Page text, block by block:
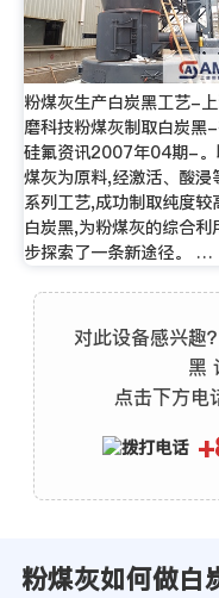
粉煤灰生产白炭黑工艺-
磨科技粉煤灰制取白炭黑
硅氟资讯2007年04期-。
煤灰为原料,经激活、酸浸
系列工艺,成功制取纯度较
白炭黑,为粉煤灰的综合利
步探索了一条新途径。 …
对此设备感兴趣
黑
点击下方电
粉煤灰如何做白